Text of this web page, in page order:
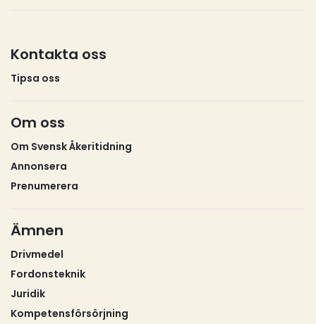
Kontakta oss
Tipsa oss
Om oss
Om Svensk Åkeritidning
Annonsera
Prenumerera
Ämnen
Drivmedel
Fordonsteknik
Juridik
Kompetensförsörjning